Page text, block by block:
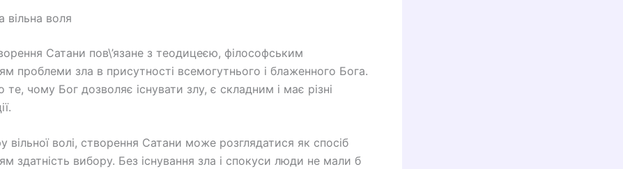
вільна воля
Сатани пов\’язане з теодицеєю, філософським
проблеми зла в присутності всемогутнього і блаженного Бога.
те, чому Бог дозволяє існувати злу, є складним і має різні
вільної волі, створення Сатани може розглядатися як спосіб
здатність вибору. Без існування зла і спокуси люди не мали б